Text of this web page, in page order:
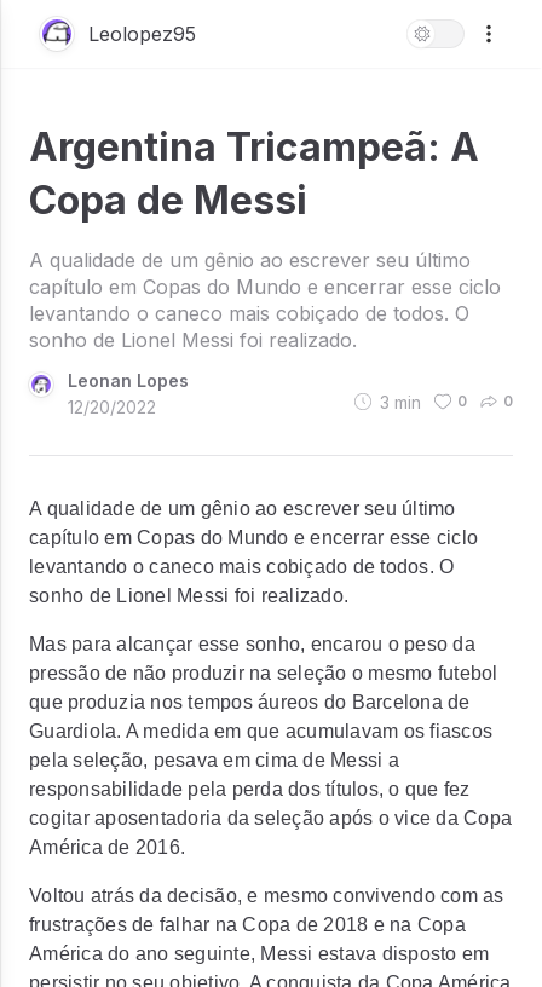
Leolopez95
Argentina Tricampeã: A
Copa de Messi
A qualidade de um gênio ao escrever seu último
capítulo em Copas do Mundo e encerrar esse ciclo
levantando o caneco mais cobiçado de todos. O
sonho de Lionel Messi foi realizado.
Leonan Lopes
12/20/2022
3 min 0 0
A qualidade de um gênio ao escrever seu último
capítulo em Copas do Mundo e encerrar esse ciclo
levantando o caneco mais cobiçado de todos. O
sonho de Lionel Messi foi realizado.
Mas para alcançar esse sonho, encarou o peso da
pressão de não produzir na seleção o mesmo futebol
que produzia nos tempos áureos do Barcelona de
Guardiola. A medida em que acumulavam os fiascos
pela seleção, pesava em cima de Messi a
responsabilidade pela perda dos títulos, o que fez
cogitar aposentadoria da seleção após o vice da Copa
América de 2016.
Voltou atrás da decisão, e mesmo convivendo com as
frustrações de falhar na Copa de 2018 e na Copa
América do ano seguinte, Messi estava disposto em
persistir no seu objetivo. A conquista da Copa América